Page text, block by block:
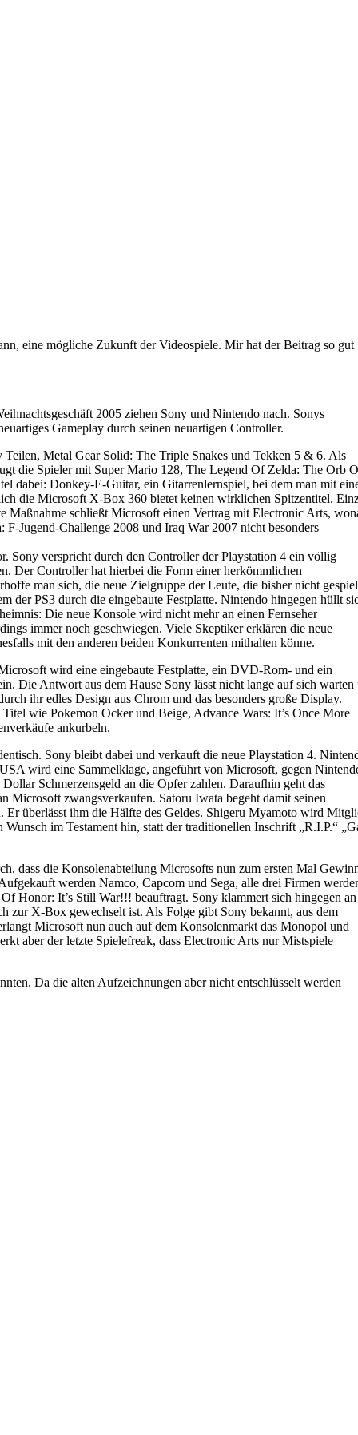
eine mögliche Zukunft der Videospiele. Mir hat der Beitrag so gut
2005 ziehen Sony und Nintendo nach. Sonys
Gameplay durch seinen neuartigen Controller.
Metal Gear Solid: The Triple Snakes und Tekken 5 & 6. Als
die Spieler mit Super Mario 128, The Legend Of Zelda: The Orb
dabei: Donkey-E-Guitar, ein Gitarrenlernspiel, bei dem man mit
die Microsoft X-Box 360 bietet keinen wirklichen Spitzentitel.
Maßnahme schließt Microsoft einen Vertrag mit Electronic Arts,
Jugend-Challenge 2008 und Iraq War 2007 nicht besonders
Sony verspricht durch den Controller der Playstation 4 ein völlig
Der Controller hat hierbei die Form einer herkömmlichen
man sich, die neue Zielgruppe der Leute, die bisher nicht
der PS3 durch die eingebaute Festplatte. Nintendo hingegen hüllt
Die neue Konsole wird nicht mehr an einen Fernseher
immer noch geschwiegen. Viele Skeptiker erklären die neue
mit den anderen beiden Konkurrenten mithalten könne.
wird eine eingebaute Festplatte, ein DVD-Rom- und ein
Die Antwort aus dem Hause Sony lässt nicht lange auf sich warten
ihr edles Design aus Chrom und das besonders große Display.
wie Pokemon Ocker und Beige, Advance Wars: It’s Once More
ankurbeln.
Sony bleibt dabei und verkauft die neue Playstation 4.
wird eine Sammelklage, angeführt von Microsoft, gegen
Schmerzensgeld an die Opfer zahlen. Daraufhin geht das
zwangsverkaufen. Satoru Iwata begeht damit seinen
Er überlässt ihm die Hälfte des Geldes. Shigeru Myamoto wird
im Testament hin, statt der traditionellen Inschrift „R.I.P.“
dass die Konsolenabteilung Microsofts nun zum ersten Mal
werden Namco, Capcom und Sega, alle drei Firmen
Honor: It’s Still War!!! beauftragt. Sony klammert sich hingegen an
zur X-Box gewechselt ist. Als Folge gibt Sony bekannt, aus dem
Microsoft nun auch auf dem Konsolenmarkt das Monopol und
aber der letzte Spielefreak, dass Electronic Arts nur Mistspiele
Da die alten Aufzeichnungen aber nicht entschlüsselt werden